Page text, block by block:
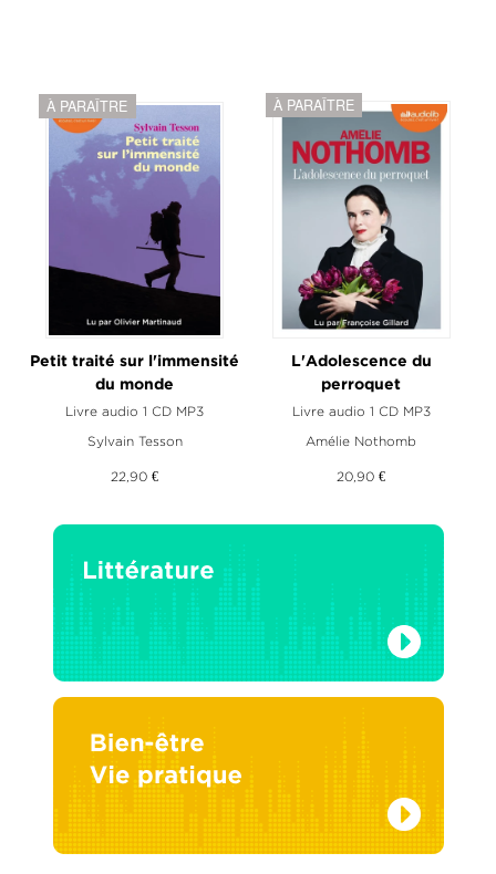
À PARAÎTRE
Petit traité sur l'immensité
du monde
Livre audio 1 CD MP3
Sylvain Tesson
22,90 €
À PARAÎTRE
L'Adolescence du
perroquet
Livre audio 1 CD MP3
Amélie Nothomb
20,90 €